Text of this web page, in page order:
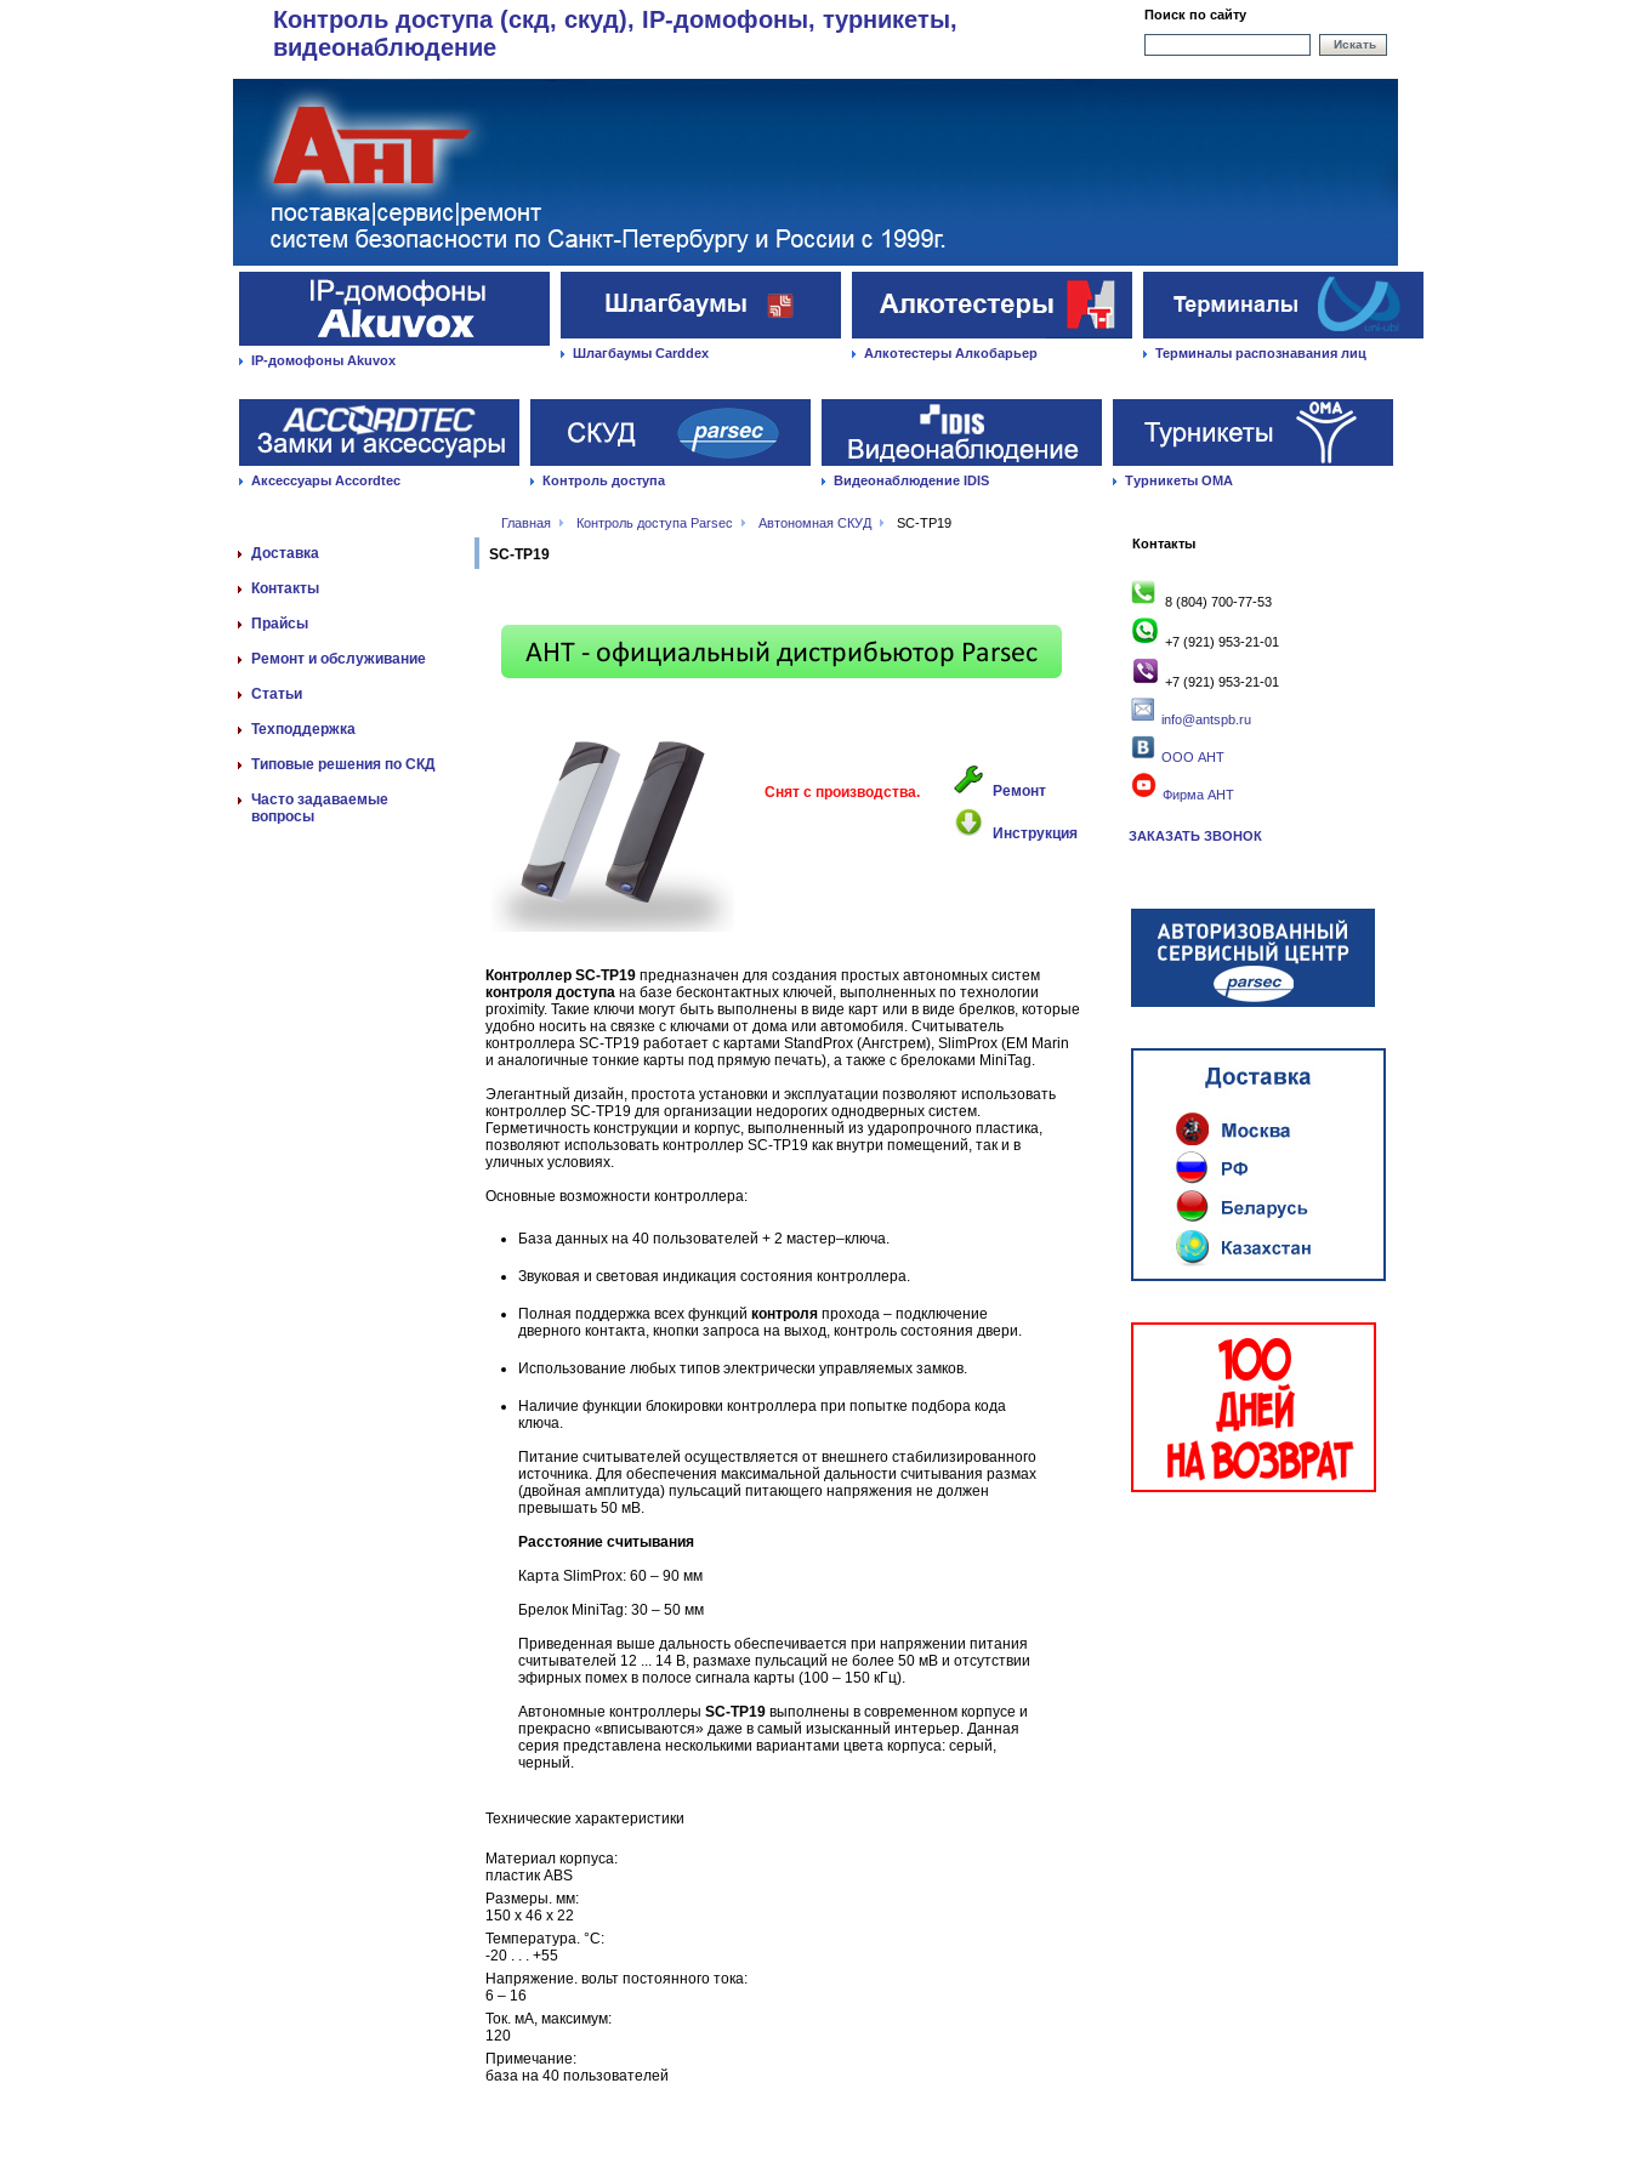
Контроль доступа (скд, скуд), IP-домофоны, турникеты,
видеонаблюдение
Поиск по сайту
Искать
IP-домофоны Akuvox Шлагбаумы Carddex Алкотестеры Алкобарьер Терминалы распознавания лиц
Аксессуары Accordtec Контроль доступа Видеонаблюдение IDIS Турникеты ОМА
Главная Контроль доступа Parsec Автономная СКУД SC-TP19
Доставка
Контакты
Прайсы
Ремонт и обслуживание
Статьи
Техподдержка
Типовые решения по СКД
Часто задаваемые
вопросы
SC-TP19
Снят с производства. Ремонт
Инструкция
Контроллер SC-TP19 предназначен для создания простых автономных систем
контроля доступа на базе бесконтактных ключей, выполненных по технологии
proximity. Такие ключи могут быть выполнены в виде карт или в виде брелков, которые
удобно носить на связке с ключами от дома или автомобиля. Считыватель
контроллера SC-TP19 работает с картами StandProx (Ангстрем), SlimProx (EM Marin
и аналогичные тонкие карты под прямую печать), а также с брелоками MiniTag.
Элегантный дизайн, простота установки и эксплуатации позволяют использовать
контроллер SC-TP19 для организации недорогих однодверных систем.
Герметичность конструкции и корпус, выполненный из ударопрочного пластика,
позволяют использовать контроллер SC-TP19 как внутри помещений, так и в
уличных условиях.
Основные возможности контроллера:
База данных на 40 пользователей + 2 мастер–ключа.
Звуковая и световая индикация состояния контроллера.
Полная поддержка всех функций контроля прохода – подключение
дверного контакта, кнопки запроса на выход, контроль состояния двери.
Использование любых типов электрически управляемых замков.
Наличие функции блокировки контроллера при попытке подбора кода
ключа.
Питание считывателей осуществляется от внешнего стабилизированного
источника. Для обеспечения максимальной дальности считывания размах
(двойная амплитуда) пульсаций питающего напряжения не должен
превышать 50 мВ.
Расстояние считывания
Карта SlimProx: 60 – 90 мм
Брелок MiniTag: 30 – 50 мм
Приведенная выше дальность обеспечивается при напряжении питания
считывателей 12 ... 14 В, размахе пульсаций не более 50 мВ и отсутствии
эфирных помех в полосе сигнала карты (100 – 150 кГц).
Автономные контроллеры SC-TP19 выполнены в современном корпусе и
прекрасно «вписываются» даже в самый изысканный интерьер. Данная
серия представлена несколькими вариантами цвета корпуса: серый,
черный.
Технические характеристики
Материал корпуса:
пластик ABS
Размеры. мм:
150 x 46 x 22
Температура. °C:
-20 . . . +55
Напряжение. вольт постоянного тока:
6 – 16
Ток. мА, максимум:
120
Примечание:
база на 40 пользователей
Контакты
8 (804) 700-77-53
+7 (921) 953-21-01
+7 (921) 953-21-01
info@antspb.ru
ООО АНТ
Фирма АНТ
ЗАКАЗАТЬ ЗВОНОК